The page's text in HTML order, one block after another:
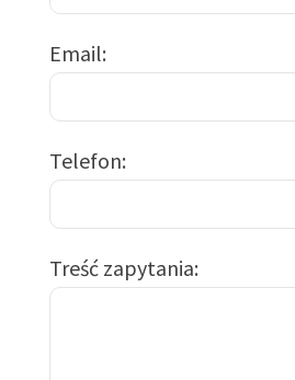
Email
Telefon
Treść zapytania